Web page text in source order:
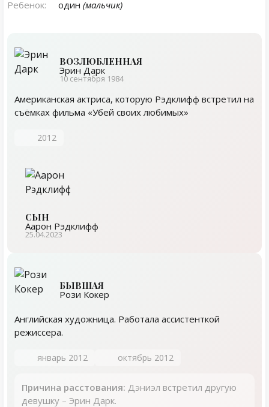
Ребенок:
один (мальчик)
ВОЗЛЮБЛЕННАЯ
Эрин Дарк
10 сентября 1984
Американская актриса, которую Рэдклифф встретил на
съёмках фильма «Убей своих любимых»
2012
СЫН
Аарон Рэдклифф
25.04.2023
БЫВШАЯ
Рози Кокер
Английская художница. Работала ассистенткой
режиссера.
январь 2012 октябрь 2012
Причина расстования: Дэниэл встретил другую
девушку – Эрин Дарк.